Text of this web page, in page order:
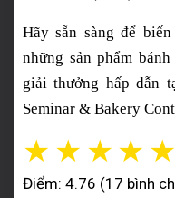
Hãy sẵn sàng để
những sản phẩm
giải thưởng hấp dẫn
Seminar & Bakery
☆
☆
☆
☆
☆
Điểm: 4.76 (17 bình